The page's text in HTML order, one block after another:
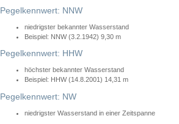
Pegelkennwert: NNW
niedrigster bekannter Wasserstand
Beispiel: NNW (3.2.1942) 9,30 m
Pegelkennwert: HHW
höchster bekannter Wasserstand
Beispiel: HHW (14.8.2001) 14,31 m
Pegelkennwert: NW
niedrigster Wasserstand in einer Zeitspanne